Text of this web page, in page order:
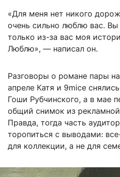
«Для меня нет никого
очень сильно люблю вас.
только из-за вас моя
Люблю», — написал он.
Разговоры о романе пары
апреле Катя и 9mice
Гоши Рубчинского, а в мае
общий снимок из
Правда, тогда часть
торопиться с выводами:
для коллекции, а не для